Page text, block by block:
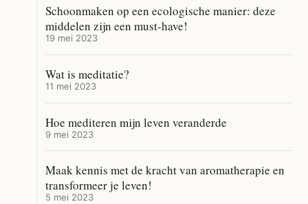
Schoonmaken op een ecologische manier: deze
middelen zijn een must-have!
19 mei 2023
Wat is meditatie?
11 mei 2023
Hoe mediteren mijn leven veranderde
9 mei 2023
Maak kennis met de kracht van aromatherapie en
transformeer je leven!
5 mei 2023